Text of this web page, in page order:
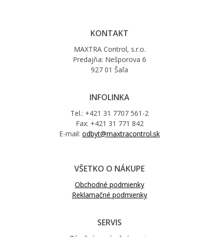
KONTAKT
MAXTRA Control, s.r.o.
Predajňa: Nešporova 6
927 01 Šaľa
INFOLINKA
Tel.: +421 31 7707 561-2
Fax: +421 31 771 842
E-mail: odbyt@maxtracontrol.sk
VŠETKO O NÁKUPE
Obchodné podmienky
Reklamačné podmienky
SERVIS